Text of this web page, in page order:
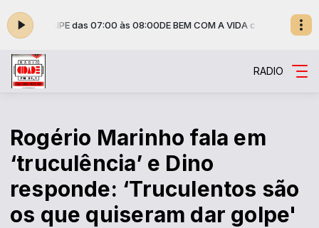
MARACAIPE das 07:00 às 08:00DE BEM COM A VIDA com ALAÍSE
RADIO
Rogério Marinho fala em
‘truculência’ e Dino
responde: ‘Truculentos são
os que quiseram dar golpe'